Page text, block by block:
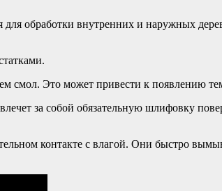
обработки внутренних и наружных
смол. Это может привести к появлению
за собой обязательную шлифовку
контакте с влагой. Они быстро